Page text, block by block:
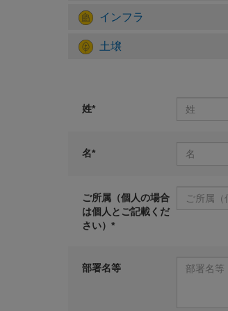
インフラ
土壌
姓*
名*
ご所属（個人の場合
は個人とご記載くだ
さい）*
部署名等